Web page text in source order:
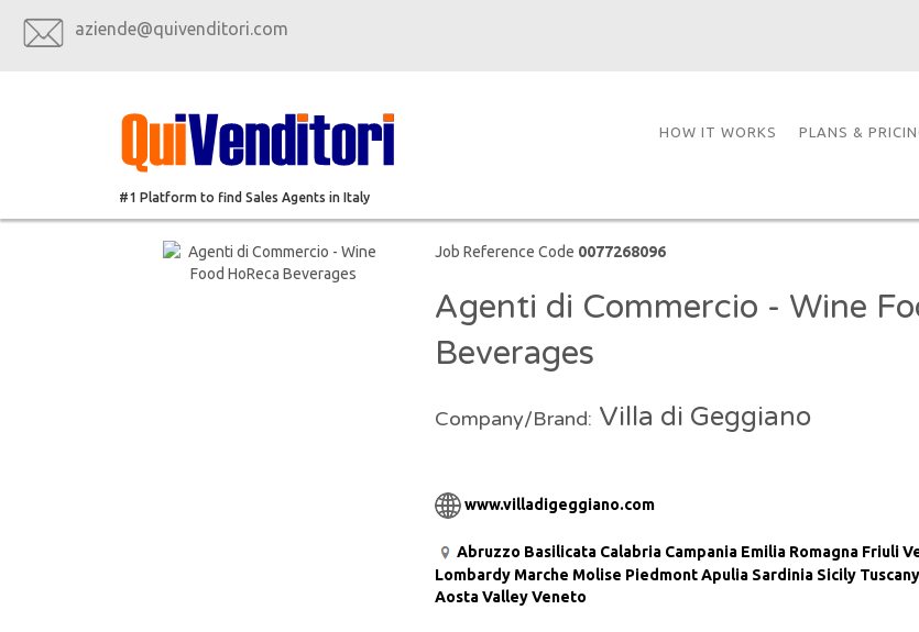
aziende@quivenditori.com
#1 Platform to find Sales Agents in Italy
HOW IT WORKS PLANS &
Job Reference Code 0077268096
Agenti di Commercio - Wine
Beverages
Company/Brand: Villa di Geggiano
www.villadigeggiano.com
Abruzzo Basilicata Calabria Campania Emilia Romagna Friuli
Lombardy Marche Molise Piedmont Apulia Sardinia Sicily Tuscany
Aosta Valley Veneto